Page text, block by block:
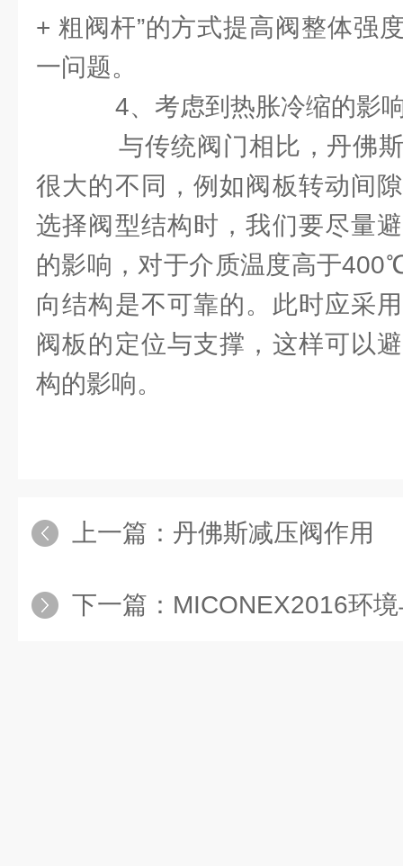
+ 粗阀杆”的方式提高阀整体强
一问题。
4、考虑到热胀冷缩的影
与传统阀门相比，丹佛
很大的不同，例如阀板转动间
选择阀型结构时，我们要尽量
的影响，对于介质温度高于
向结构是不可靠的。此时应采
阀板的定位与支撑，这样可以
构的影响。
上一篇： 丹佛斯减压阀作用
下一篇： MICONEX2016环境